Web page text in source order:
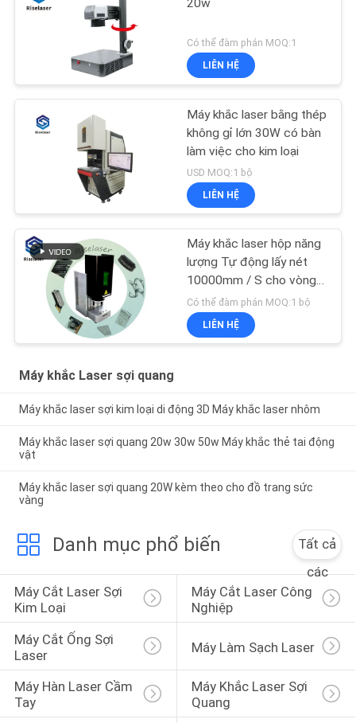
20w
Có thể đàm phán MOQ:1
LIÊN HỆ
Máy khắc laser bằng thép
không gỉ lớn 30W có bàn
làm việc cho kim loại
USD MOQ:1 bộ
LIÊN HỆ
Máy khắc laser hộp năng
lượng Tự động lấy nét
10000mm / S cho vòng
trang sức
Có thể đàm phán MOQ:1 bộ
LIÊN HỆ
Máy khắc Laser sợi quang
Máy khắc laser sợi kim loại di động 3D Máy khắc laser nhôm
Máy khắc laser sợi quang 20w 30w 50w Máy ​​khắc thẻ tai động
vật
Máy khắc laser sợi quang 20W kèm theo cho đồ trang sức
vàng
Danh mục phổ biến
Tất cả
các
Máy Cắt Laser Sợi
Kim Loại
Máy Cắt Laser Công
Nghiệp
Máy Cắt Ống Sợi
Laser
Máy Làm Sạch Laser
Máy Hàn Laser Cầm
Tay
Máy Khắc Laser Sợi
Quang